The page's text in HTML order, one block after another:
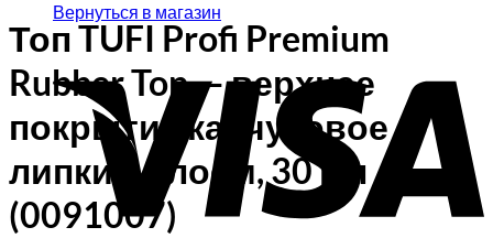
Вернуться в магазин
Топ TUFI Profi Premium
Rubber Top — верхнее
покрытие каучуковое с
липким слоем, 30 мл
(0091007)